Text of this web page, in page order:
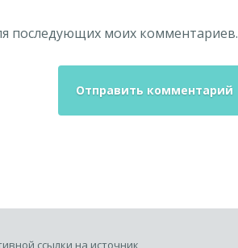
последующих моих комментариев.
ссылки на источник